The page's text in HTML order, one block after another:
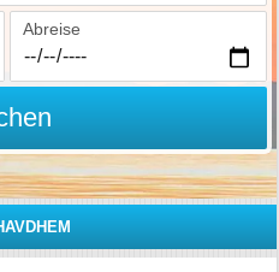
Abreise